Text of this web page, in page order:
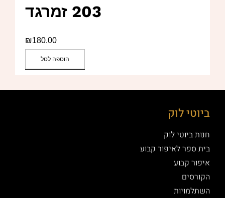
203 זמרגד
₪180.00
הוספה לסל
ביוטי לוק
חנות ביוטי לוק
בית ספר לאיפור קבוע
איפור קבוע
הקורסים
השתלמויות